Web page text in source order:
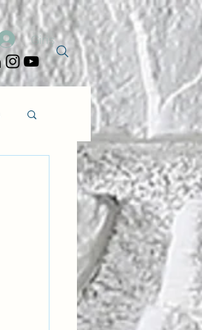
Giriş